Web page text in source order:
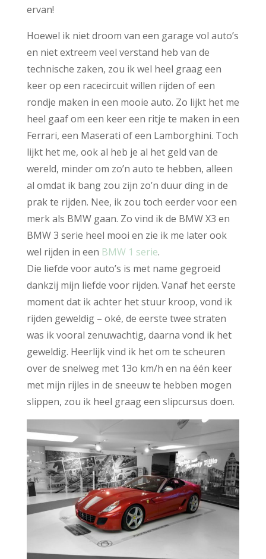
ervan!
Hoewel ik niet droom van een garage vol auto’s
en niet extreem veel verstand heb van de
technische zaken, zou ik wel heel graag een
keer op een racecircuit willen rijden of een
rondje maken in een mooie auto. Zo lijkt het me
heel gaaf om een keer een ritje te maken in een
Ferrari, een Maserati of een Lamborghini. Toch
lijkt het me, ook al heb je al het geld van de
wereld, minder om zo’n auto te hebben, alleen
al omdat ik bang zou zijn zo’n duur ding in de
prak te rijden. Nee, ik zou toch eerder voor een
merk als BMW gaan. Zo vind ik de BMW X3 en
BMW 3 serie heel mooi en zie ik me later ook
wel rijden in een BMW 1 serie.
Die liefde voor auto’s is met name gegroeid
dankzij mijn liefde voor rijden. Vanaf het eerste
moment dat ik achter het stuur kroop, vond ik
rijden geweldig – oké, de eerste twee straten
was ik vooral zenuwachtig, daarna vond ik het
geweldig. Heerlijk vind ik het om te scheuren
over de snelweg met 13o km/h en na één keer
met mijn rijles in de sneeuw te hebben mogen
slippen, zou ik heel graag een slipcursus doen.